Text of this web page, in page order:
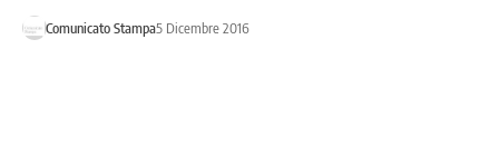
Comunicato Stampa5 Dicembre 2016